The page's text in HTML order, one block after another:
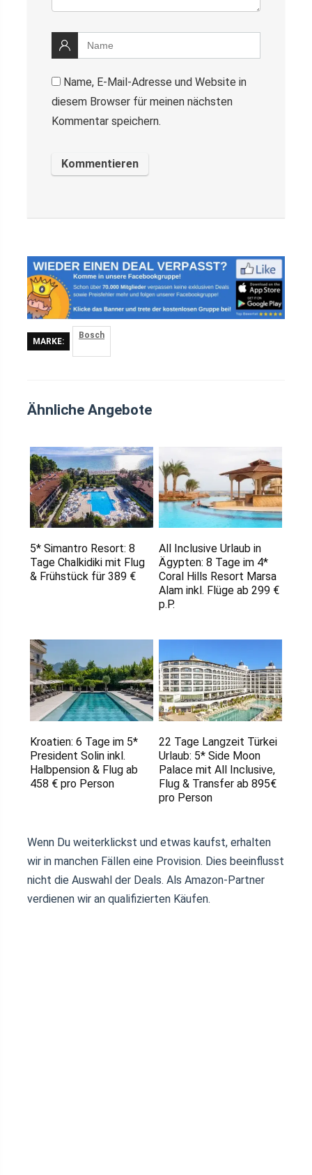
Name, E-Mail-Adresse und Website in
diesem Browser für meinen nächsten
Kommentar speichern.
MARKE:
Bosch
Ähnliche Angebote
5* Simantro Resort: 8
Tage Chalkidiki mit Flug
& Frühstück für 389 €
All Inclusive Urlaub in
Ägypten: 8 Tage im 4*
Coral Hills Resort Marsa
Alam inkl. Flüge ab 299 €
p.P.
Kroatien: 6 Tage im 5*
President Solin inkl.
Halbpension & Flug ab
458 € pro Person
22 Tage Langzeit Türkei
Urlaub: 5* Side Moon
Palace mit All Inclusive,
Flug & Transfer ab 895€
pro Person
Wenn Du weiterklickst und etwas kaufst, erhalten
wir in manchen Fällen eine Provision. Dies beeinflusst
nicht die Auswahl der Deals. Als Amazon-Partner
verdienen wir an qualifizierten Käufen.